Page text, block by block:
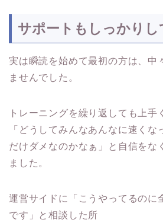
サポートもしっかりし
実は瞬読を始めて最初の方は、中
ませんでした。
トレーニングを繰り返しても上手
「どうしてみんなあんなに速く
だけダメなのかなぁ」と自信をな
ました。
運営サイドに「こうやってるのに
です」と相談した所